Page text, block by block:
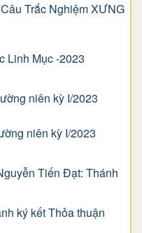
Trắc Nghiệm XƯNG
Linh Mục -2023
niên kỳ I/2023
niên kỳ I/2023
Tiến Đạt: Thánh
ký kết Thỏa thuận